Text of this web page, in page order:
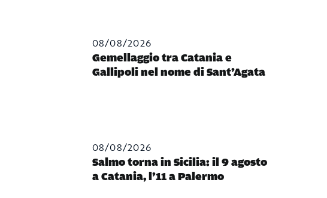
08/08/2026
Gemellaggio tra Catania e
Gallipoli nel nome di Sant’Agata
08/08/2026
Salmo torna in Sicilia: il 9 agosto
a Catania, l’11 a Palermo